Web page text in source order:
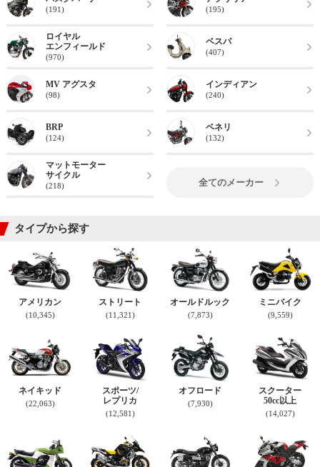
(191) (195)
ロイヤル
エンフィールド
(970)
ベスパ
(407)
MV アグスタ
(98)
インディアン
(240)
BRP
(124)
ベネリ
(132)
マットモーター
サイクル
(218) 全てのメーカー
タイプから探す
アメリカン
(10,345)
ストリート
(11,321)
オールドルック
(7,873)
ミニバイク
(9,559)
ネイキッド
(22,063)
スポーツ/
レプリカ
(12,581)
オフロード
(7,930)
スクーター
50cc以上
(14,027)